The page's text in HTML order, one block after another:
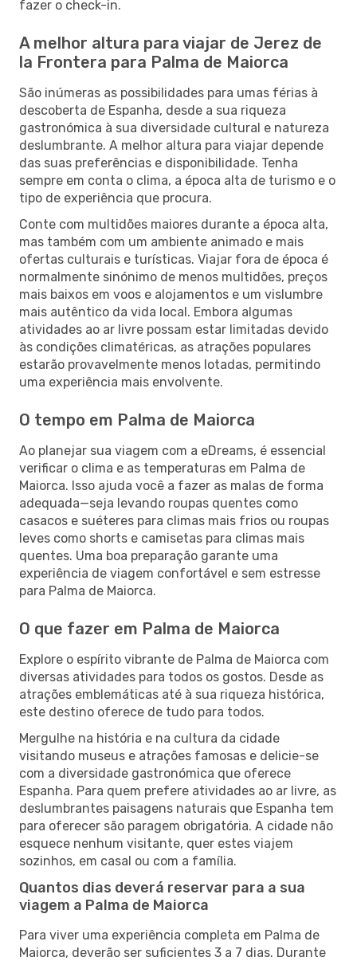
fazer o check-in.
A melhor altura para viajar de Jerez de
la Frontera para Palma de Maiorca
São inúmeras as possibilidades para umas férias à
descoberta de Espanha, desde a sua riqueza
gastronómica à sua diversidade cultural e natureza
deslumbrante. A melhor altura para viajar depende
das suas preferências e disponibilidade. Tenha
sempre em conta o clima, a época alta de turismo e o
tipo de experiência que procura.
Conte com multidões maiores durante a época alta,
mas também com um ambiente animado e mais
ofertas culturais e turísticas. Viajar fora de época é
normalmente sinónimo de menos multidões, preços
mais baixos em voos e alojamentos e um vislumbre
mais autêntico da vida local. Embora algumas
atividades ao ar livre possam estar limitadas devido
às condições climatéricas, as atrações populares
estarão provavelmente menos lotadas, permitindo
uma experiência mais envolvente.
O tempo em Palma de Maiorca
Ao planejar sua viagem com a eDreams, é essencial
verificar o clima e as temperaturas em Palma de
Maiorca. Isso ajuda você a fazer as malas de forma
adequada—seja levando roupas quentes como
casacos e suéteres para climas mais frios ou roupas
leves como shorts e camisetas para climas mais
quentes. Uma boa preparação garante uma
experiência de viagem confortável e sem estresse
para Palma de Maiorca.
O que fazer em Palma de Maiorca
Explore o espírito vibrante de Palma de Maiorca com
diversas atividades para todos os gostos. Desde as
atrações emblemáticas até à sua riqueza histórica,
este destino oferece de tudo para todos.
Mergulhe na história e na cultura da cidade
visitando museus e atrações famosas e delicie-se
com a diversidade gastronómica que oferece
Espanha. Para quem prefere atividades ao ar livre, as
deslumbrantes paisagens naturais que Espanha tem
para oferecer são paragem obrigatória. A cidade não
esquece nenhum visitante, quer estes viajem
sozinhos, em casal ou com a família.
Quantos dias deverá reservar para a sua
viagem a Palma de Maiorca
Para viver uma experiência completa em Palma de
Maiorca, deverão ser suficientes 3 a 7 dias. Durante